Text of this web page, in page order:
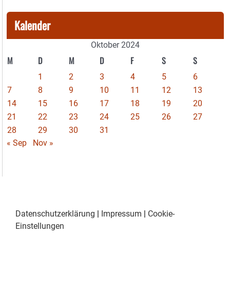
Kalender
Oktober 2024
M D M D F S S
1 2 3 4 5
6
7
8 9 10 11 12
13
14
15 16 17 18 19
20
21
22 23 24 25 26
27
28
29 30
31
« Sep
Nov »
Datenschutzerklärung | Impressum | Cookie-
Einstellungen